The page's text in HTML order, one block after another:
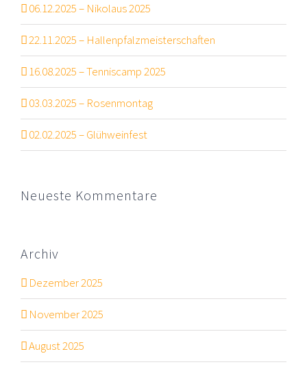
06.12.2025 – Nikolaus 2025
22.11.2025 – Hallenpfalzmeisterschaften
16.08.2025 – Tenniscamp 2025
03.03.2025 – Rosenmontag
02.02.2025 – Glühweinfest
Neueste Kommentare
Archiv
Dezember 2025
November 2025
August 2025